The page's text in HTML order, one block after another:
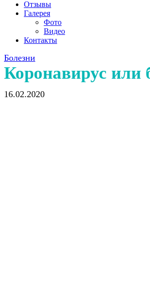
Отзывы
Галерея
Фото
Видео
Контакты
Болезни
Коронавирус или
16.02.2020